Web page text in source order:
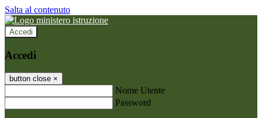
Salta al contenuto
Accedi
Accedi
button close ×
Nome Utente
Password